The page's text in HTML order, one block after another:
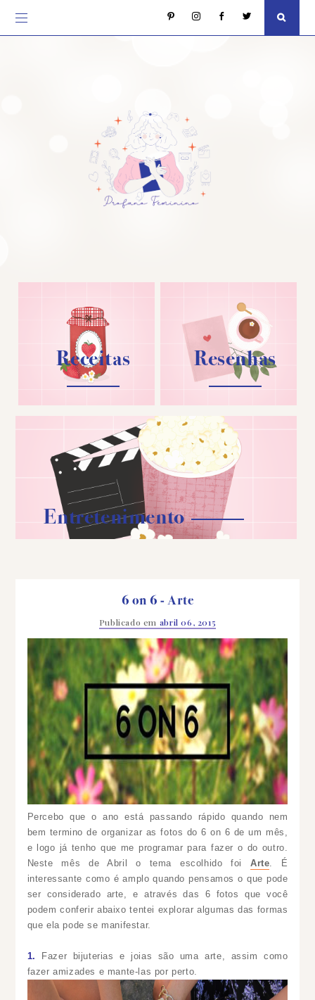
Receitas Resenhas
Entretenimento
6 on 6 - Arte
Publicado em abril 06, 2015
Percebo que o ano está passando rápido quando nem
bem termino de organizar as fotos do 6 on 6 de um mês,
e logo já tenho que me programar para fazer o do outro.
Neste mês de Abril o tema escolhidofoi Arte . É
interessante como é amplo quando pensamos o que pode
ser considerado arte, e através das 6 fotos que você
podem conferir abaixo tentei explorar algumas das formas
que ela pode se manifestar.
1. Fazer bijuterias e joias são uma arte, assim como
fazer amizades e mante-las por perto.